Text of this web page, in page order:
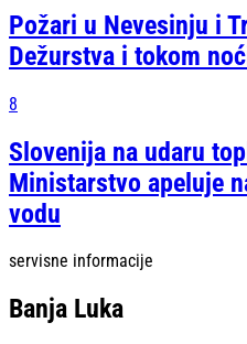
Požari u Nevesinju i
Dežurstva i tokom
8
Slovenija na udaru
Ministarstvo apeluje
vodu
servisne informacije
Banja Luka